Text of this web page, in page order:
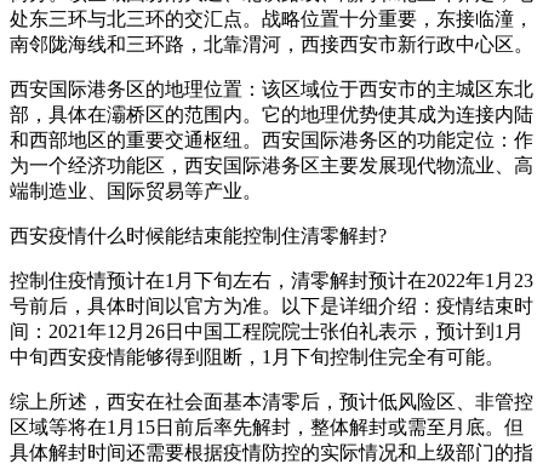
处东三环与北三环的交汇点。战略位置十分重要，东接临潼，
南邻陇海线和三环路，北靠渭河，西接西安市新行政中心区。
西安国际港务区的地理位置：该区域位于西安市的主城区东北
部，具体在灞桥区的范围内。它的地理优势使其成为连接内陆
和西部地区的重要交通枢纽。西安国际港务区的功能定位：作
为一个经济功能区，西安国际港务区主要发展现代物流业、高
端制造业、国际贸易等产业。
西安疫情什么时候能结束能控制住清零解封?
控制住疫情预计在1月下旬左右，清零解封预计在2022年1月23
号前后，具体时间以官方为准。以下是详细介绍：疫情结束时
间：2021年12月26日中国工程院院士张伯礼表示，预计到1月
中旬西安疫情能够得到阻断，1月下旬控制住完全有可能。
综上所述，西安在社会面基本清零后，预计低风险区、非管控
区域等将在1月15日前后率先解封，整体解封或需至月底。但
具体解封时间还需要根据疫情防控的实际情况和上级部门的指